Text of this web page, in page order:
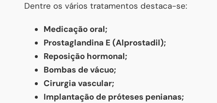
Dentre os vários tratamentos destaca-se:
Medicação oral;
Prostaglandina E (Alprostadil);
Reposição hormonal;
Bombas de vácuo;
Cirurgia vascular;
Implantação de próteses penianas;